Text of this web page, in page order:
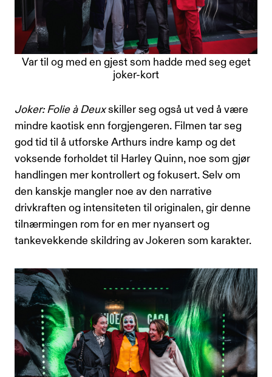
Var til og med en gjest som hadde med seg eget
joker-kort
Joker: Folie à Deuxskiller seg også ut ved å være
mindre kaotisk enn forgjengeren. Filmen tar seg
god tid til å utforske Arthurs indre kamp og det
voksende forholdet til Harley Quinn, noe som gjør
handlingen mer kontrollert og fokusert. Selv om
den kanskje mangler noe av den narrative
drivkraften og intensiteten til originalen, gir denne
tilnærmingen rom for en mer nyansert og
tankevekkende skildring av Jokeren som karakter.